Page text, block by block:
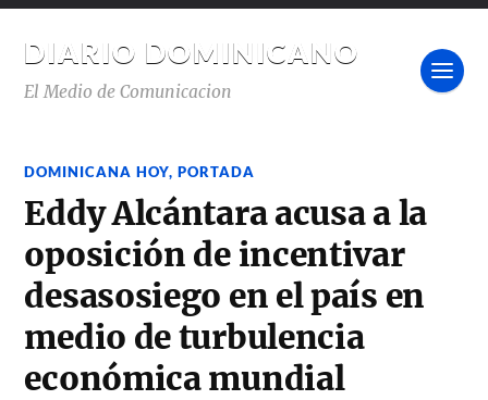
DIARIO DOMINICANO
El Medio de Comunicacion
DOMINICANA HOY,PORTADA
Eddy Alcántara acusa a la
oposición de incentivar
desasosiego en el país en
medio de turbulencia
económica mundial